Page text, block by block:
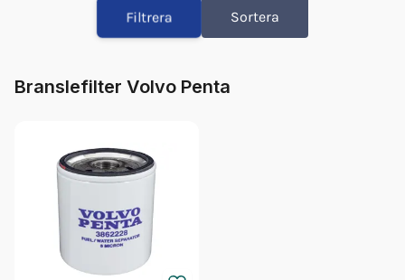
Fett 25gr Vp 828250
Olja Volvo 5w/40 1l 23211287
Glykol Volvo 5l Orange Konc
Oljefilter Vp 835440
Bränslefilter Vp 3862228
Filtrera Sortera
Branslefilter Volvo Penta